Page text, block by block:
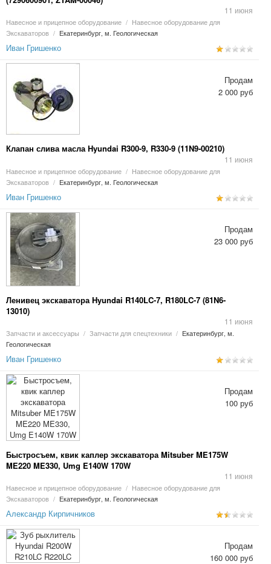
11 июня
Навесное и прицепное оборудование / Навесное оборудование для
Экскаваторов / Екатеринбург, м. Геологическая
Иван Гришенко
Клапан слива масла Hyundai R300-9, R330-9 (11N9-00210)
11 июня
Навесное и прицепное оборудование / Навесное оборудование для
Экскаваторов / Екатеринбург, м. Геологическая
Продам
2 000 руб
Иван Гришенко
Ленивец экскаватора Hyundai R140LC-7, R180LC-7 (81N6-
13010)
11 июня
Запчасти и аксессуары / Запчасти для спецтехники / Екатеринбург, м.
Геологическая
Продам
23 000 руб
Иван Гришенко
Быстросъем, квик каплер экскаватора Mitsuber ME175W
ME220 ME330, Umg E140W 170W
11 июня
Навесное и прицепное оборудование / Навесное оборудование для
Экскаваторов / Екатеринбург, м. Геологическая
Продам
100 руб
Александр Кирпичников
Продам
160 000 руб